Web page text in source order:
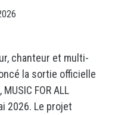
chanteur et multi-
la sortie officielle
FOR ALL
2026. Le projet